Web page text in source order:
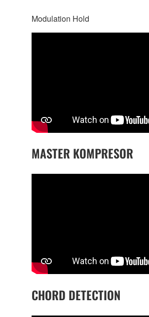
Modulation Hold
MASTER KOMPRESOR
CHORD DETECTION